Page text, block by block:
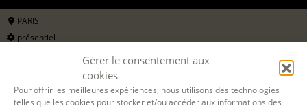
Gérer le consentement aux
cookies
Pour offrir les meilleures expériences, nous utilisons des technologies
telles que les cookies pour stocker et/ou accéder aux informations des
PARIS
présentiel
43 h.
FABRIQUE DU MANUSCRIT